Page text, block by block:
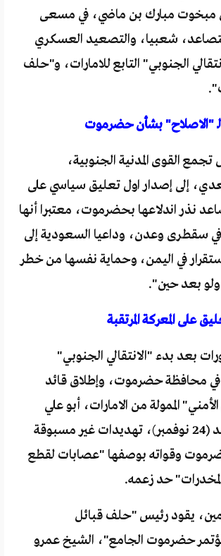
مبخوت مبارك بن ماضي، في مسعى
شعبيا، والتصعيد العسكري
الجنوبي" التابع للامارات، و"حلف
لـ "الاصلاح" بشأن حضرموت
القوى المدنية الجنوبية،
إلى إصدار اول تعليق سياسي على
نذر اندلاعها بحضرموت، معتبرا أنها
في سقطرى وعدن، وداعيا السعودية إلى
في اليمن، وحماية نفسها من خطر
بعد حين".
على المعركة المرتقبة
بعد بدء "الانتقالي الجنوبي"
محافظة حضرموت، وإطلاق قائد
الممولة من الامارات، أبو علي
الحضرمي، الاحد (24 نوفمبر)، تهديدات غير مسبوقة
وقواته بوصفها "عصابات لقطع
حد زعمه.
يقود رئيس "حلف قبائل
حضرموت الجامع"، الشيخ عمرو